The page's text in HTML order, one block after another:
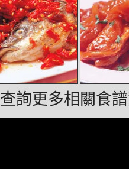
查詢更多相關食